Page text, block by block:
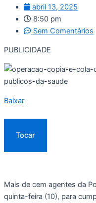
abril 13, 2025
8:50 pm
Sem Comentários
PUBLICIDADE
Baixar
Tocar
Mais de cem agentes da
quinta-feira (10), para